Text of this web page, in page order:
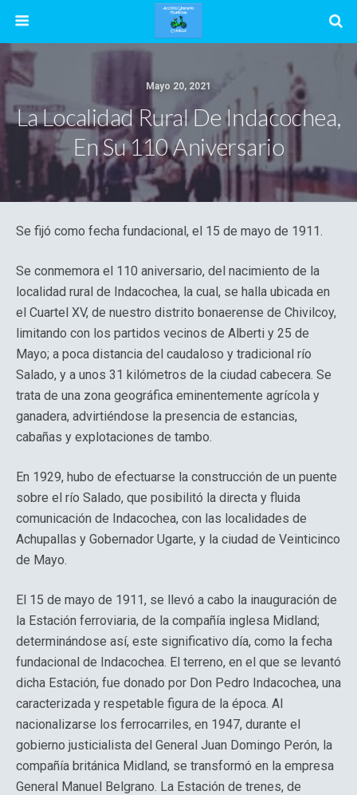
Mayo 20, 2021
La Localidad Rural De Indacochea,
En Su 110 Aniversario
Se fijó como fecha fundacional, el 15 de mayo de 1911.
Se conmemora el 110 aniversario, del nacimiento de la
localidad rural de Indacochea, la cual, se halla ubicada en
el Cuartel XV, de nuestro distrito bonaerense de Chivilcoy,
limitando con los partidos vecinos de Alberti y 25 de
Mayo; a poca distancia del caudaloso y tradicional río
Salado, y a unos 31 kilómetros de la ciudad cabecera. Se
trata de una zona geográfica eminentemente agrícola y
ganadera, advirtiéndose la presencia de estancias,
cabañas y explotaciones de tambo.
En 1929, hubo de efectuarse la construcción de un puente
sobre el río Salado, que posibilitó la directa y fluida
comunicación de Indacochea, con las localidades de
Achupallas y Gobernador Ugarte, y la ciudad de Veinticinco
de Mayo.
El 15 de mayo de 1911, se llevó a cabo la inauguración de
la Estación ferroviaria, de la compañía inglesa Midland;
determinándose así, este significativo día, como la fecha
fundacional de Indacochea. El terreno, en el que se levantó
dicha Estación, fue donado por Don Pedro Indacochea, una
caracterizada y respetable figura de la época. Al
nacionalizarse los ferrocarriles, en 1947, durante el
gobierno justicialista del General Juan Domingo Perón, la
compañía británica Midland, se transformó en la empresa
General Manuel Belgrano. La Estación de trenes, de